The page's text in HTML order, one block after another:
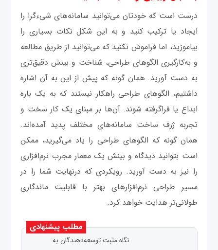
درست است که خودتان می‌توانید سامانه‌های شی‌ءگرا را
ایجاد یا ترکیب کنید و به این شکل نکات بسیاری را
بیاموزید، اما فراموش نکنید که می‌توانید از طریق مطالعه
و به‌کارگیری الگوهای طراحی، شناخت و بینش دقیق‌تری
به دست آورید. همان‌ گونه که پیش از این به آن اشاره
داشتیم، الگوهای طراحی راهکار نیستند که به یک باره
ابداع یا فراگرفته شوند. آن‌ها بر مبنای یک کار سخت و
تجربه ژرف ساخت سامانه‌های مختلف پدید آمده‌اند.
همان‌ گونه که الگوهای طراحی را یاد می‌گیرید، ممکن
است بتوانید دیدگاه و بینش یک معمار مجرب نرم‌افزاری
را نیز به دست آورید. رویکردی که درنهایت شما را در
مسیر طراحی نرم‌افزارهای بهتر با قابلیت ماندگاری
طولانی‌تر هدایت خواهد کرد.
مطلب پیشنهادی
نگاه مثبت توسعه‌دهندگان به